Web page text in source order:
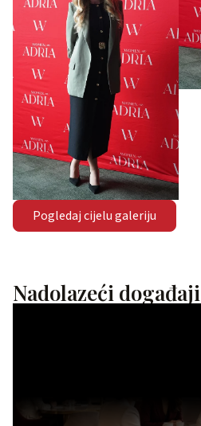
Pogledaj cijelu galeriju
Nadolazeći događaji